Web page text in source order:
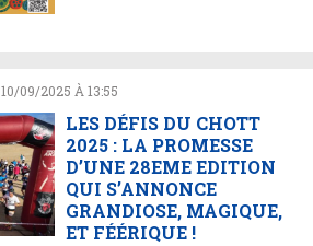
10/09/2025 À 13:55
LES DÉFIS DU CHOTT
2025 : LA PROMESSE
D’UNE 28EME EDITION
QUI S’ANNONCE
GRANDIOSE, MAGIQUE,
ET FÉÉRIQUE !